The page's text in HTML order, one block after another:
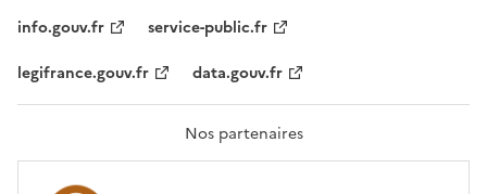
F
A
T
R
info.gouv.fr
service-public.fr
legifrance.gouv.fr
data.gouv.fr
Nos partenaires